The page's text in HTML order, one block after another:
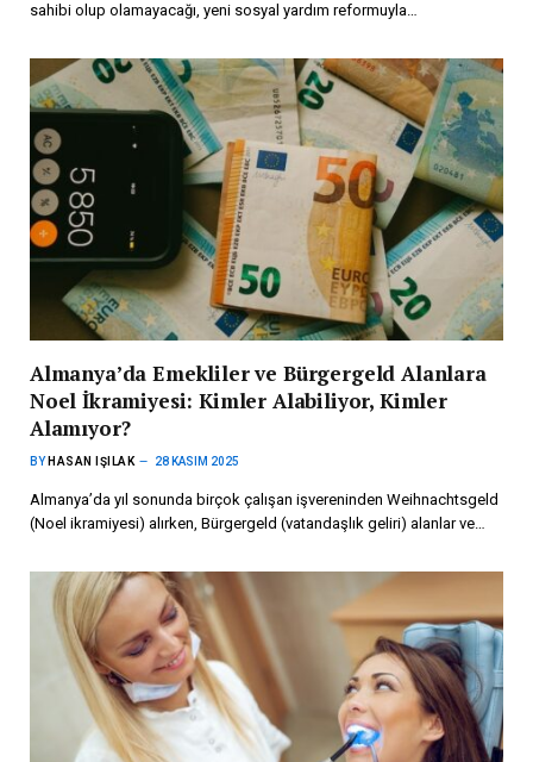
sahibi olup olamayacağı, yeni sosyal yardım reformuyla…
Almanya’da Emekliler ve Bürgergeld Alanlara
Noel İkramiyesi: Kimler Alabiliyor, Kimler
Alamıyor?
BY HASAN IŞILAK 28 KASIM 2025
Almanya’da yıl sonunda birçok çalışan işvereninden Weihnachtsgeld
(Noel ikramiyesi) alırken, Bürgergeld (vatandaşlık geliri) alanlar ve…